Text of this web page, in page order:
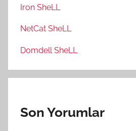
Iron SheLL
NetCat SheLL
Domdell SheLL
Son Yorumlar